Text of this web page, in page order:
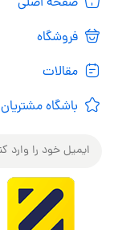
فروشگاه
مقالات
باشگاه مشتریان